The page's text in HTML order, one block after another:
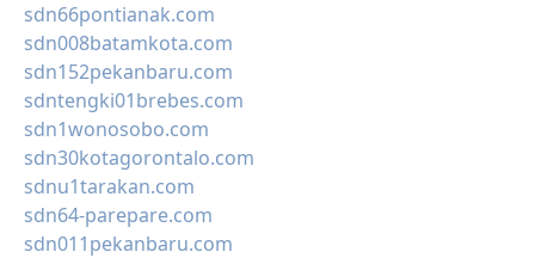
sdn66pontianak.com
sdn008batamkota.com
sdn152pekanbaru.com
sdntengki01brebes.com
sdn1wonosobo.com
sdn30kotagorontalo.com
sdnu1tarakan.com
sdn64-parepare.com
sdn011pekanbaru.com